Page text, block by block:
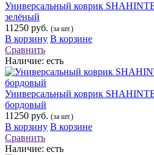
Универсальный коврик
зелёный
11250 руб. (за шт.)
В корзину В корзине
Сравнить
Наличие: есть
Универсальный коврик
бордовый
11250 руб. (за шт.)
В корзину В корзине
Сравнить
Наличие: есть